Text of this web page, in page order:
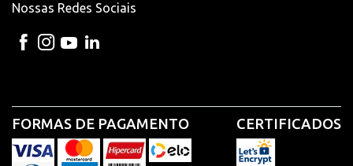
Nossas Redes Sociais
FORMAS DE PAGAMENTO CERTIFICADOS